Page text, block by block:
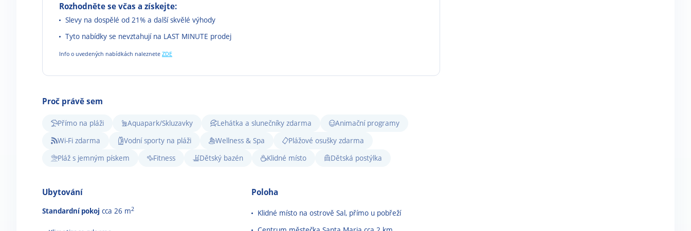
Rozhodněte se včas a získejte:
Slevy na dospělé od 21% a další skvělé výhody
Tyto nabídky se nevztahují na LAST MINUTE prodej
Info o uvedených nabídkách naleznete ZDE
Proč právě sem
Přímo na pláži Aquapark/Skluzavky Lehátka a slunečníky zdarma
Animační programy
Wi-Fi zdarma
Vodní sporty na pláži Wellness & Spa
Plážové osušky zdarma
Pláž s jemným pískem
Fitness Dětský bazén Klidné místo Dětská postýlka
Ubytování
Standardní pokoj cca 26 m2
Poloha
Klidné místo na ostrově Sal, přímo u pobřeží